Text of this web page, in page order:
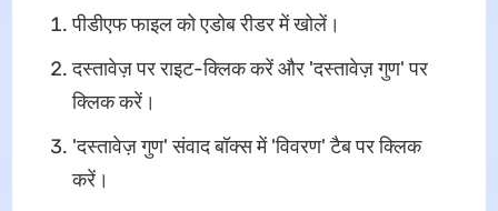
पीडीएफ फाइल को एडोब रीडर में खोलें।
दस्तावेज़ पर राइट-क्लिक करें और 'दस्तावेज़ गुण' पर
क्लिक करें।
'दस्तावेज़ गुण' संवाद बॉक्स में 'विवरण' टैब पर क्लिक
करें।